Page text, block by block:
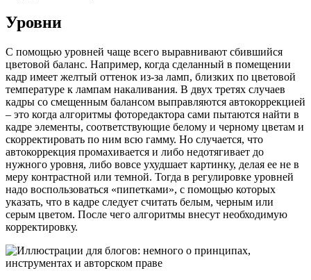
Уровни
С помощью уровней чаще всего выравнивают сбившийся
цветовой баланс. Например, когда сделанный в помещении
кадр имеет желтый оттенок из-за ламп, близких по цветовой
температуре к лампам накаливания. В двух третях случаев
кадры со смещенным балансом выправляются автокоррекцией
– это когда алгоритмы фоторедактора сами пытаются найти в
кадре элементы, соответствующие белому и черному цветам и
скорректировать по ним всю гамму. Но случается, что
автокоррекция промахивается и либо недотягивает до
нужного уровня, либо вовсе ухудшает картинку, делая ее не в
меру контрастной или темной. Тогда в регулировке уровней
надо воспользоваться «пипетками», с помощью которых
указать, что в кадре следует считать белым, черным или
серым цветом. После чего алгоритмы внесут необходимую
корректировку.